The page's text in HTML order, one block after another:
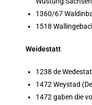
1360/67
1518
Weidestatt
1238 de Wedestat
1472 Weystad
1472 gaben die